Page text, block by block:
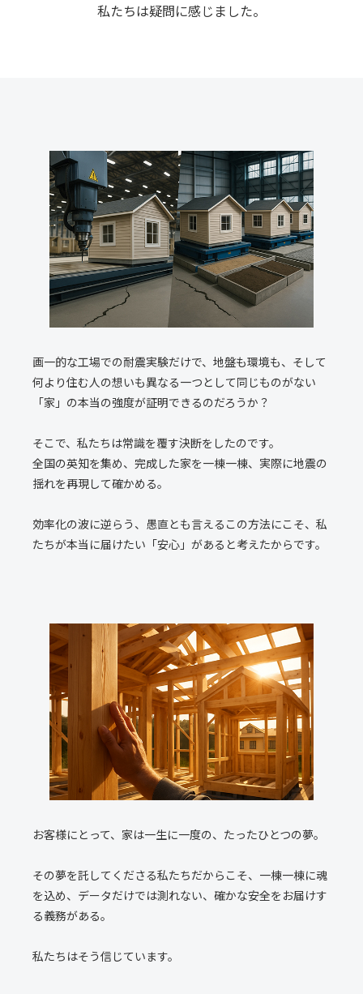
私たちは疑問に感じました。
画一的な工場での耐震実験だけで、地盤も環境も、そして
何より住む人の想いも異なる一つとして同じものがない
「家」の本当の強度が証明できるのだろうか？
そこで、私たちは常識を覆す決断をしたのです。
全国の英知を集め、完成した家を一棟一棟、実際に地震の
揺れを再現して確かめる。
効率化の波に逆らう、愚直とも言えるこの方法にこそ、私
たちが本当に届けたい「安心」があると考えたからです。
お客様にとって、家は一生に一度の、たったひとつの夢。
その夢を託してくださる私たちだからこそ、一棟一棟に魂
を込め、データだけでは測れない、確かな安全をお届けす
る義務がある。
私たちはそう信じています。